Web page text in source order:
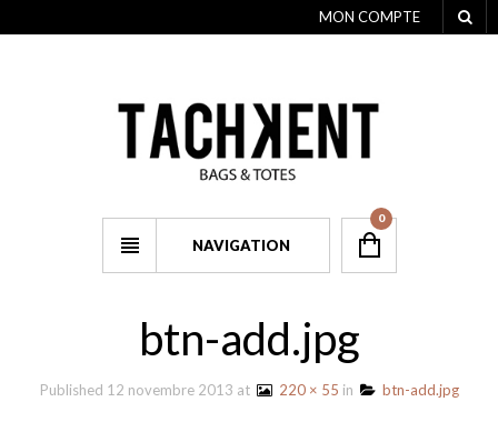
MON COMPTE
NAVIGATION
0
btn-add.jpg
Published 12 novembre 2013 at 220 × 55 in btn-add.jpg